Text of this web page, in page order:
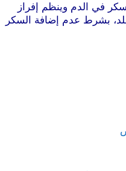
في الدم وينظم إفراز
بشرط عدم إضافة السكر